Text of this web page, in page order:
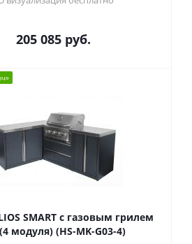
205 085руб.
SMART с газовым грилем
модуля) (HS-MK-G03-4)